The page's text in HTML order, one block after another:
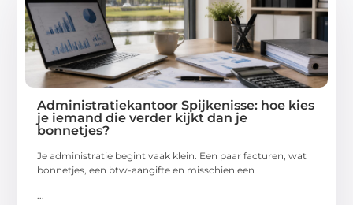
Administratiekantoor Spijkenisse: hoe kies
je iemand die verder kijkt dan je
bonnetjes?
Je administratie begint vaak klein. Een paar facturen, wat
bonnetjes, een btw-aangifte en misschien een
...